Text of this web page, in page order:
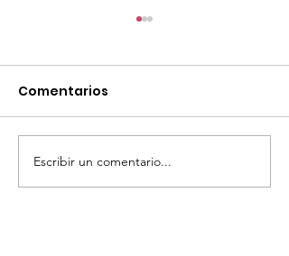
TourTravelynByFraveo
participó en la
Comentarios
Escribir un comentario...